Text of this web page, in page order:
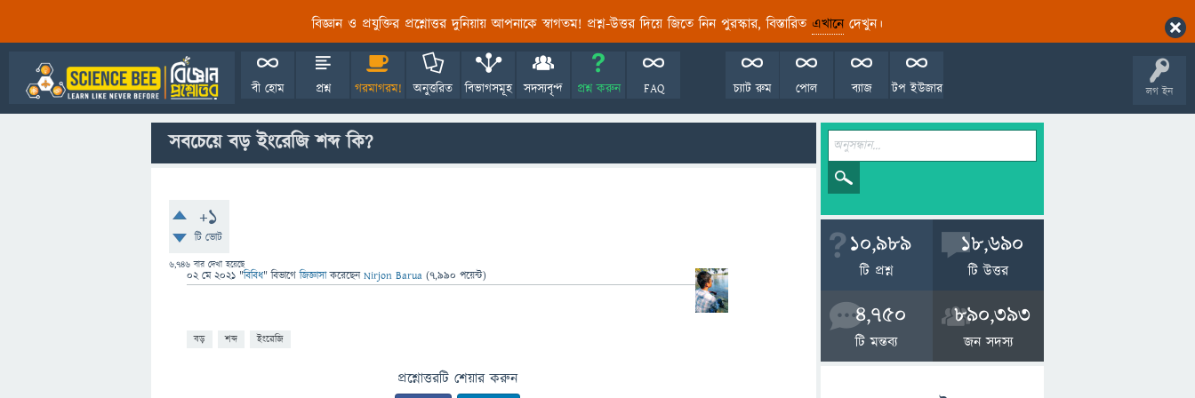
বিজ্ঞান ও প্রযুক্তির প্রশ্নোত্তর দুনিয়ায় আপনাকে স্বাগতম! প্রশ্ন-উত্তর দিয়ে জিতে নিন পুরস্কার, বিস্তারিত এখানেদেখুন।
লগ ইন
বী হোম প্রশ্ন গরমাগরম! অনুত্তরিত বিভাগসমূহ সদস্যবৃন্দ প্রশ্ন করুন FAQ টপ ইউজার
ব্যাজ
পোল
চ্যাট রুম
সবচেয়ে বড় ইংরেজি শব্দ কি?
+1
টি ভোট
6,746 বার দেখা হয়েছে
02 মে 2021 "বিবিধ" বিভাগে জিজ্ঞাসাকরেছেনNirjon Barua (7,990 পয়েন্ট)
বড় শব্দ ইংরেজি
প্রশ্নোত্তরটি শেয়ার করুন
10,989
টি প্রশ্ন
18,690
টি উত্তর
4,750
টি মন্তব্য
890,393
জন সদস্য